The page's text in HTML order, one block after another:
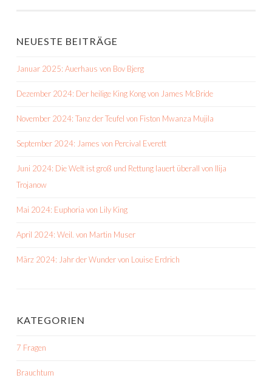
NEUESTE BEITRÄGE
Januar 2025: Auerhaus von Bov Bjerg
Dezember 2024: Der heilige King Kong von James McBride
November 2024: Tanz der Teufel von Fiston Mwanza Mujila
September 2024: James von Percival Everett
Juni 2024: Die Welt ist groß und Rettung lauert überall von Ilija
Trojanow
Mai 2024: Euphoria von Lily King
April 2024: Weil. von Martin Muser
März 2024: Jahr der Wunder von Louise Erdrich
KATEGORIEN
7 Fragen
Brauchtum